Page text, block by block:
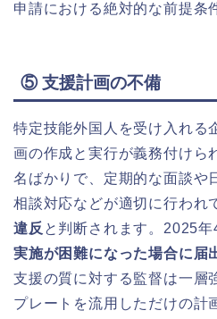
申請における絶対的な前提条
⑤ 支援計画の不備
特定技能外国人を受け入れる
画の作成と実行が義務付けら
名ばかりで、定期的な面談や
相談対応などが適切に行われ
違反 と判断されます。2025年
実施が困難になった場合に届
支援の質に対する監督は一層
プレートを流用しただけの計